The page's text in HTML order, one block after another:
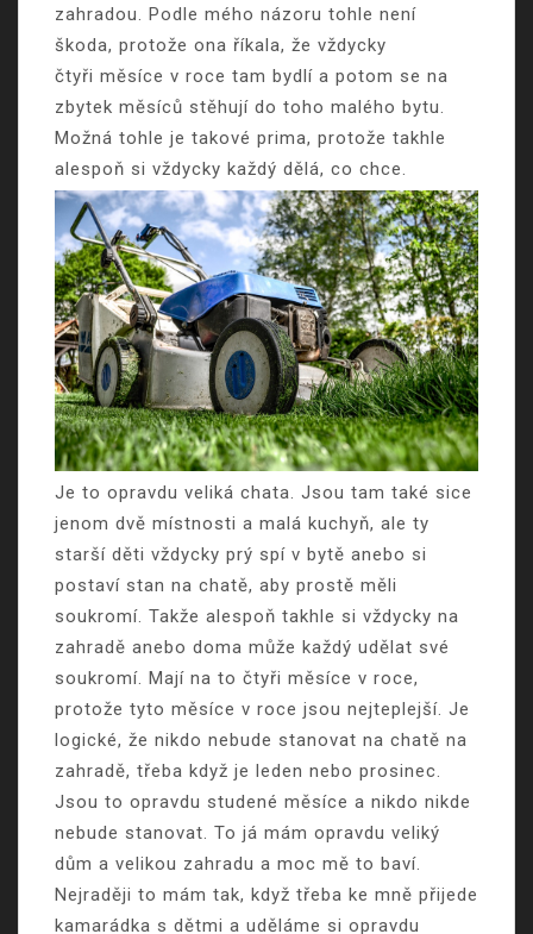
zahradou. Podle mého názoru tohle není
škoda, protože ona říkala, že vždycky
čtyři měsíce v roce tam bydlí a potom se na
zbytek měsíců stěhují do toho malého bytu.
Možná tohle je takové prima, protože takhle
alespoň si vždycky každý dělá, co chce.
Je to opravdu veliká chata. Jsou tam také sice
jenom dvě místnosti a malá kuchyň, ale ty
starší děti vždycky prý spí v bytě anebo si
postaví stan na chatě, aby prostě měli
soukromí. Takže alespoň takhle si vždycky na
zahradě anebo doma může každý udělat své
soukromí. Mají na to čtyři měsíce v roce,
protože tyto měsíce v roce jsou nejteplejší. Je
logické, že nikdo nebude stanovat na chatě na
zahradě, třeba když je leden nebo prosinec.
Jsou to opravdu studené měsíce a nikdo nikde
nebude stanovat. To já mám opravdu veliký
dům a velikou zahradu a moc mě to baví.
Nejraději to mám tak, když třeba ke mně přijede
kamarádka s dětmi a uděláme si opravdu